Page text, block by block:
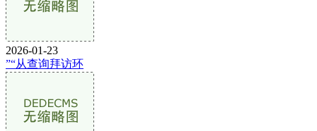
2026-01-23
”“从查询拜访环